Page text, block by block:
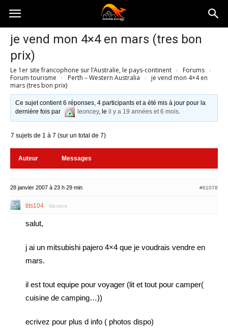
Australia-
australie.com
je vend mon 4×4 en mars (tres bon
prix)
Le 1er site francophone sur l’Australie, le pays-continent › Forums ›
Forum tourisme › Perth – Western Australia ›
je vend mon 4×4 en
mars (tres bon prix)
Ce sujet contient 6 réponses, 4 participants et a été mis à jour pour la
dernière fois par
leoncey, leil y a 19 années et 6 mois.
7 sujets de 1 à 7 (sur un total de 7)
Auteur Messages
28 janvier 2007 à 23 h 29 min #61078
tits104 Membre
salut,
j ai un mitsubishi pajero 4×4 que je voudrais vendre en
mars.
il est tout equipe pour voyager (lit et tout pour camper(
cuisine de camping…))
ecrivez pour plus d info ( photos dispo)